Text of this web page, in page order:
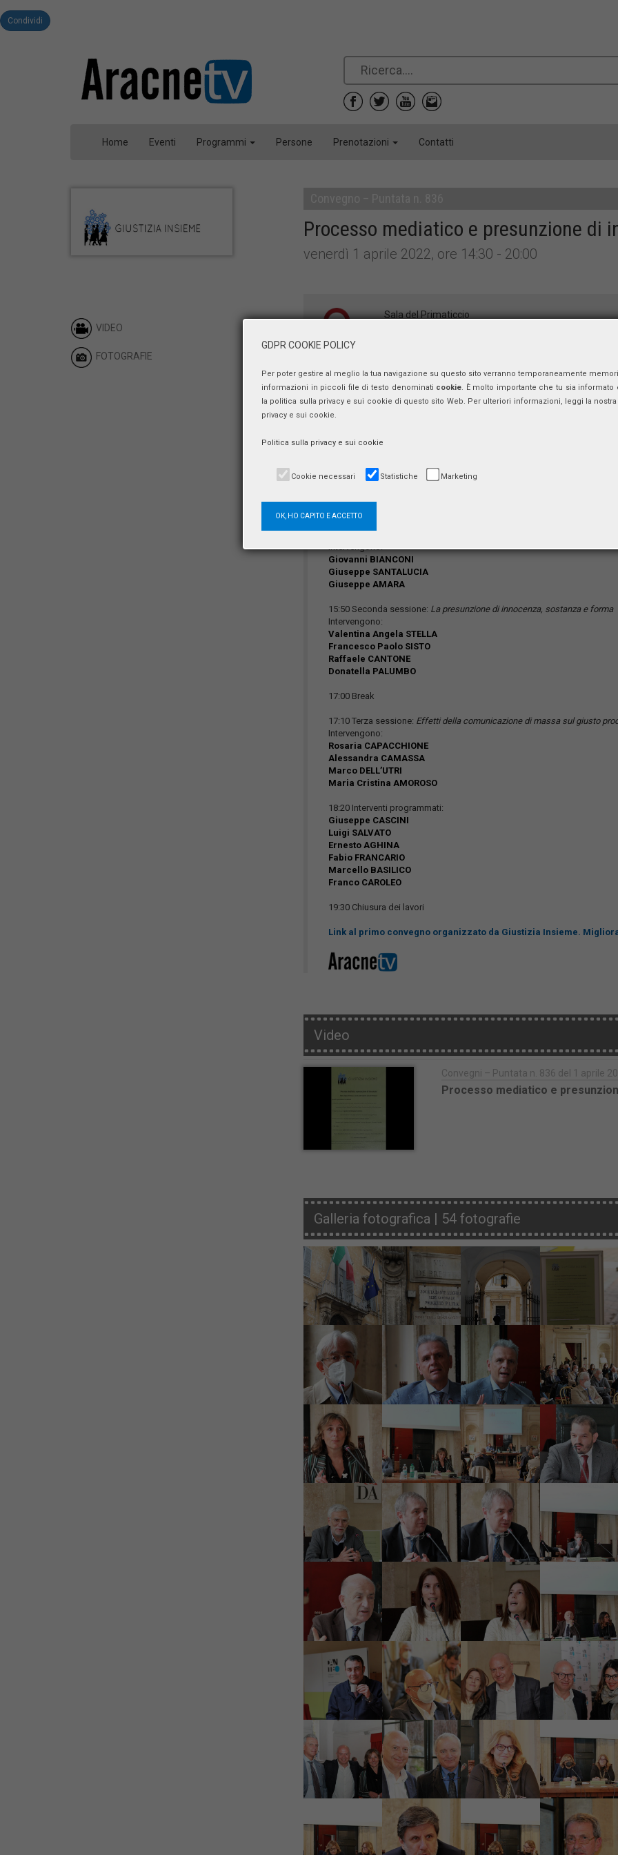
Condividi
Home Eventi Programmi Persone Prenotazioni Contatti
VIDEO
FOTOGRAFIE
Processo mediatico e presunzione di
venerdì 1 aprile 2022, ore 14:30 - 20:00
Sala del Primaticcio
Secondo convegno organizzato da
Alessandro MASI
Intervengono:
Giovanni BIANCONI
Giuseppe SANTALUCIA
Giuseppe AMARA
15:50 Seconda sessione: La presunzione di innocenza, sostanza e forma
Intervengono:
Valentina Angela STELLA
Francesco Paolo SISTO
Raffaele CANTONE
Donatella PALUMBO
17:00 Break
17:10 Terza sessione: Effetti della comunicazione di massa sul giusto
Intervengono:
Rosaria CAPACCHIONE
Alessandra CAMASSA
Marco DELL’UTRI
Maria Cristina AMOROSO
18:20 Interventi programmati:
Giuseppe CASCINI
Luigi SALVATO
Ernesto AGHINA
Fabio FRANCARIO
Marcello BASILICO
Franco CAROLEO
19:30 Chiusura dei lavori
Link al primo convegno organizzato da Giustizia Insieme.
Video
Convegni – Puntata n. 836 del 1 aprile
Processo mediatico e
Galleria fotografica | 54 fotografie
GDPR COOKIE POLICY
Per poter gestire al meglio la tua navigazione su questo sito verranno temporaneamente
informazioni in piccoli file di testo denominati cookie. È molto importante che tu sia informato
la politica sulla privacy e sui cookie di questo sito Web. Per ulteriori informazioni, leggi la
privacy e sui cookie.
Politica sulla privacy e sui cookie
Cookie necessari Statistiche Marketing
OK, HO CAPITO E ACCETTO